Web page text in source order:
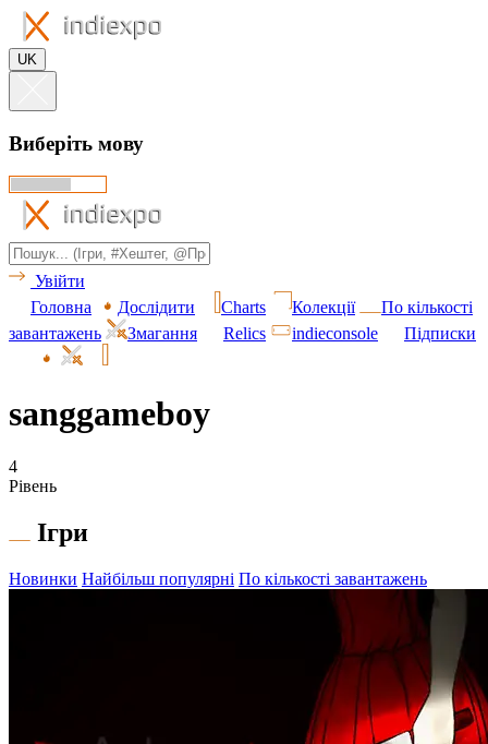
UK
Виберіть мову
Увійти
Головна
Дослідити Charts Колекції
По кількості
завантажень
Змагання Relics indieconsole Підписки
sanggameboy
4
Рівень
Ігри
Новинки Найбільш популярні По кількості завантажень